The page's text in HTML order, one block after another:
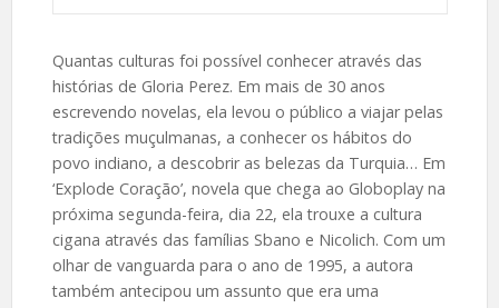
Quantas culturas foi possível conhecer através das
histórias de Gloria Perez. Em mais de 30 anos
escrevendo novelas, ela levou o público a viajar pelas
tradições muçulmanas, a conhecer os hábitos do
povo indiano, a descobrir as belezas da Turquia… Em
‘Explode Coração’, novela que chega ao Globoplay na
próxima segunda-feira, dia 22, ela trouxe a cultura
cigana através das famílias Sbano e Nicolich. Com um
olhar de vanguarda para o ano de 1995, a autora
também antecipou um assunto que era uma